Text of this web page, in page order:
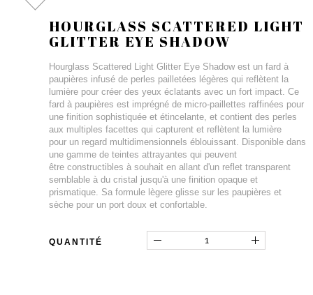
HOURGLASS SCATTERED LIGHT
GLITTER EYE SHADOW
Hourglass Scattered Light Glitter Eye Shadow est un fard à
paupières infusé de perles pailletées légères qui reflètent la
lumière pour créer des yeux éclatants avec un fort impact. Ce
fard à paupières est imprégné de micro-paillettes raffinées pour
une finition sophistiquée et étincelante, et contient des perles
aux multiples facettes qui capturent et reflètent la lumière
pour un regard multidimensionnels éblouissant. Disponible dans
une gamme de teintes attrayantes qui peuvent
être constructibles à souhait en allant d'un reflet transparent
semblable à du cristal jusqu'à une finition opaque et
prismatique. Sa formule lègere glisse sur les paupières et
sèche pour un port doux et confortable.
QUANTITÉ